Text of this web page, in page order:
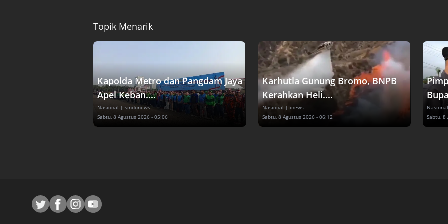
Topik Menarik
Kapolda Metro dan Pangdam Jaya
Apel Keban....
Nasional | sindonews
Sabtu, 8 Agustus 2026 - 05:06
Karhutla Gunung Bromo, BNPB
Kerahkan Heli....
Nasional | inews
Sabtu, 8 Agustus 2026 - 06:12
Nasional
Sabtu, 8